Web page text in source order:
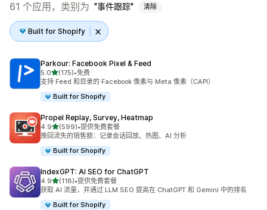
61 个应用，类别为 事件跟踪 清除
Built for Shopify
Parkour: Facebook Pixel & Feed
5.0星（满分 5 星）
(175)
总共 175 条评论
•免费
支持 Feed 和目录的 Facebook 像素与 Meta 像素（CAPI）
Built for Shopify
Propel Replay, Survey, Heatmap
4.9星（满分 5 星）
(599)
总共 599 条评论
•提供免费套餐
挽回流失的销售额：记录会话回放、热图、AI 分析
Built for Shopify
IndexGPT: AI SEO for ChatGPT
4.9星（满分 5 星）
(118)
总共 118 条评论
•提供免费套餐
获取 AI 流量，并通过 LLM SEO 提高在 ChatGPT 和 Gemini 中的排名
Built for Shopify